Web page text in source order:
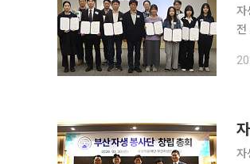
자
전 시상식
시
자